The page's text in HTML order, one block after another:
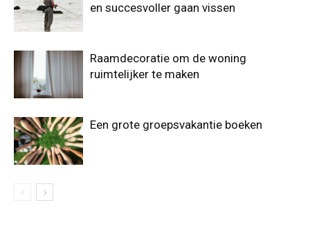
en succesvoller gaan vissen
Raamdecoratie om de woning
ruimtelijker te maken
Een grote groepsvakantie boeken